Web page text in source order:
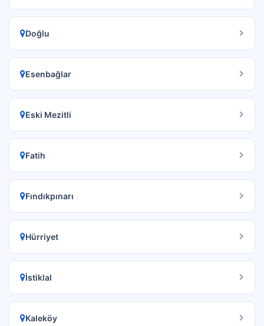
Doğlu
Esenbağlar
Eski Mezitli
Fatih
Fındıkpınarı
Hürriyet
İstiklal
Kaleköy